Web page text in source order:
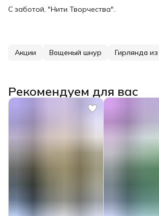
С заботой, "Нити Творчества".
Акции Вощеный шнур Гирлянда
Рекомендуем для вас